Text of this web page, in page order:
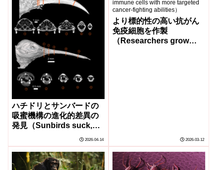
ハチドリとサンバードの
吸蜜機構の進化的差異の
発見（Sunbirds suck,
Hummingbirds don’t.）
2026-04-14
より標的性の高い抗がん
免疫細胞を作製
（Researchers grow
2026-03-12